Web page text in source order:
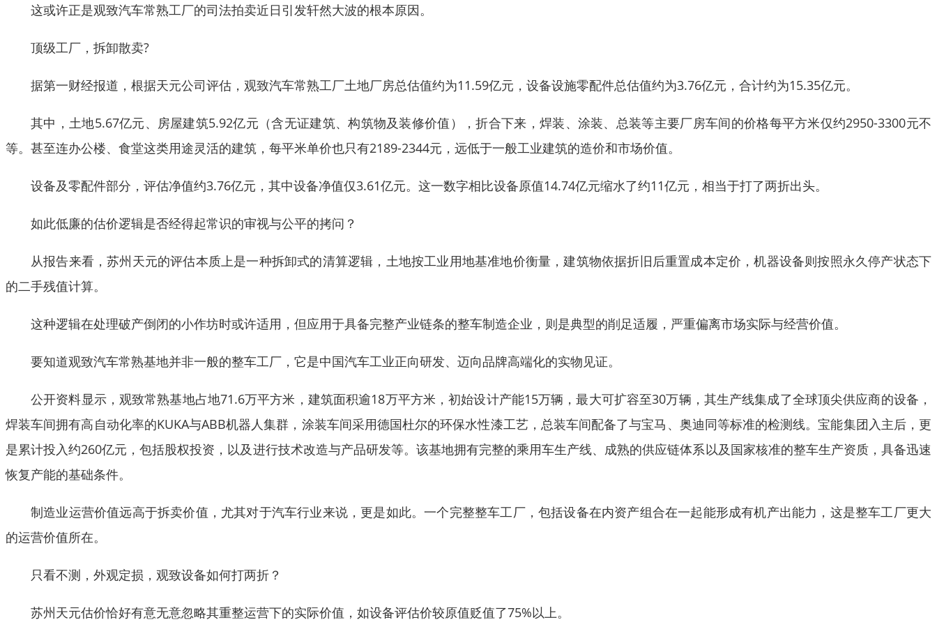
这或许正是观致汽车常熟工厂的司法拍卖近日引发轩然大波的根本原因。
顶级工厂，拆卸散卖?
据第一财经报道，根据天元公司评估，观致汽车常熟工厂土地厂房总估值约为11.59亿元，设备设施零配件总估值约为3.76亿元，合计约为15.35亿元。
其中，土地5.67亿元、房屋建筑5.92亿元（含无证建筑、构筑物及装修价值），折合下来，焊装、涂装、总装等主要厂房车间的价格每平方米仅约2950-3300元不
等。甚至连办公楼、食堂这类用途灵活的建筑，每平米单价也只有2189-2344元，远低于一般工业建筑的造价和市场价值。
设备及零配件部分，评估净值约3.76亿元，其中设备净值仅3.61亿元。这一数字相比设备原值14.74亿元缩水了约11亿元，相当于打了两折出头。
如此低廉的估价逻辑是否经得起常识的审视与公平的拷问？
从报告来看，苏州天元的评估本质上是一种拆卸式的清算逻辑，土地按工业用地基准地价衡量，建筑物依据折旧后重置成本定价，机器设备则按照永久停产状态下
的二手残值计算。
这种逻辑在处理破产倒闭的小作坊时或许适用，但应用于具备完整产业链条的整车制造企业，则是典型的削足适履，严重偏离市场实际与经营价值。
要知道观致汽车常熟基地并非一般的整车工厂，它是中国汽车工业正向研发、迈向品牌高端化的实物见证。
公开资料显示，观致常熟基地占地71.6万平方米，建筑面积逾18万平方米，初始设计产能15万辆，最大可扩容至30万辆，其生产线集成了全球顶尖供应商的设备，
焊装车间拥有高自动化率的KUKA与ABB机器人集群，涂装车间采用德国杜尔的环保水性漆工艺，总装车间配备了与宝马、奥迪同等标准的检测线。宝能集团入主后，更
是累计投入约260亿元，包括股权投资，以及进行技术改造与产品研发等。该基地拥有完整的乘用车生产线、成熟的供应链体系以及国家核准的整车生产资质，具备迅速
恢复产能的基础条件。
制造业运营价值远高于拆卖价值，尤其对于汽车行业来说，更是如此。一个完整整车工厂，包括设备在内资产组合在一起能形成有机产出能力，这是整车工厂更大
的运营价值所在。
只看不测，外观定损，观致设备如何打两折？
苏州天元估价恰好有意无意忽略其重整运营下的实际价值，如设备评估价较原值贬值了75%以上。